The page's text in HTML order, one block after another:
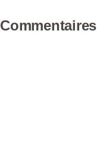
Commentaires